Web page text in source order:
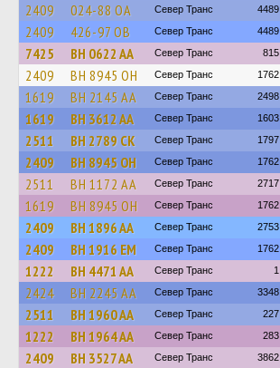
2409 024-88 ОА Север Транс 4489
2409 426-97 ОВ Север Транс 4489
7425 BH 0622 AA Север Транс 815
2409 BH 8945 OH Север Транс 1762
1619 BH 2145 AA Север Транс 2498
1619 BH 3612 AA Север Транс 1603
2511 BH 2789 CK Север Транс 1797
2409 BH 8945 OH Север Транс 1762
2511 BH 1172 AA Север Транс 2717
1619 BH 8945 OH Север Транс 1762
2409 BH 1896 AA Север Транс 2753
2409 BH 1916 EM Север Транс 1762
1222 BH 4471 AA Север Транс 1
2424 BH 2245 AA Север Транс 3348
2511 BH 1960 AA Север Транс 227
1222 BH 1964 AA Север Транс 283
2409 BH 3527 AA Север Транс 3862